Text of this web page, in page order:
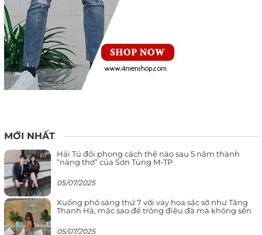
MỚI NHẤT
Hải Tú đổi phong cách thế nào sau 5 năm thành
“nàng thơ” của Sơn Tùng M-TP
05/07/2025
Xuống phố sáng thứ 7 với váy hoa sặc sỡ như Tăng
Thanh Hà, mặc sao để trông điệu đà mà không sến
05/07/2025